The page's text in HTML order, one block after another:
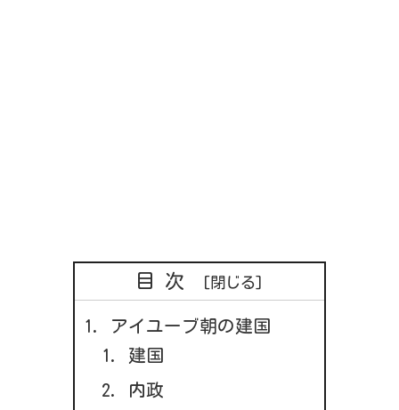
目次
アイユーブ朝の建国
建国
内政